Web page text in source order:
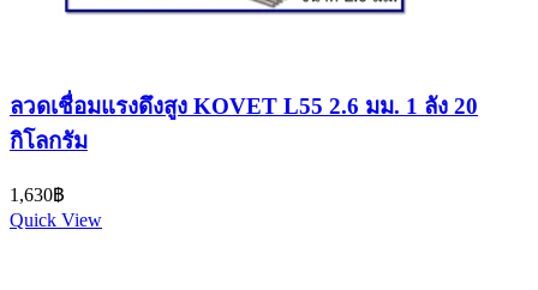
ลวดเชื่อมแรงดึงสูง KOVET L55 2.6 มม. 1 ลัง 20
กิโลกรัม
1,630฿
Quick View